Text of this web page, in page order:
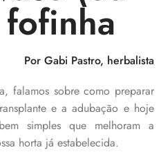
Por Gabi Pastro, herbalista
falamos sobre como preparar
e a adubação e hoje
simples que melhoram a
horta já estabelecida.